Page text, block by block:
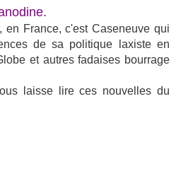
en France, c'est Caseneuve qui
de sa politique laxiste en
et autres fadaises bourrage
laisse lire ces nouvelles du